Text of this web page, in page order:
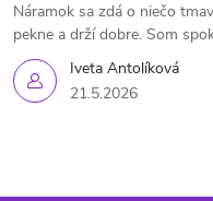
Iveta Antolíková
21.5.2026
Náramok sa zdá o niečo
pekne a drží dobre. Som